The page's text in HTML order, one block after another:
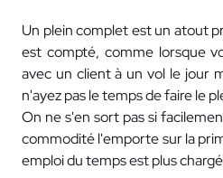
Un plein complet est un atout
est compté, comme lorsque
avec un client à un vol le jour
n'ayez pas le temps de faire le
On ne s'en sort pas si
commodité l'emporte sur la
emploi du temps est plus